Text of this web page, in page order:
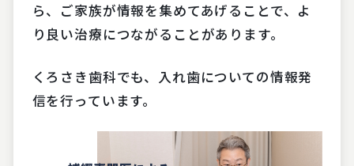
ら、ご家族が情報を集めてあげることで、よ
り良い治療につながることがあります。
くろさき歯科でも、入れ歯についての情報発
信を行っています。